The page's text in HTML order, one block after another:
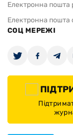
Електронна пошта
Електронна
СОЦ МЕРЕЖІ